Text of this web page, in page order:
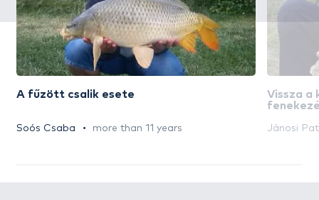
A fűzött csalik esete
Soós Csaba more than 11 years
Vissza a
Jánosi